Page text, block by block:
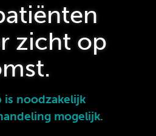
zicht op
is noodzakelijk
mogelijk.